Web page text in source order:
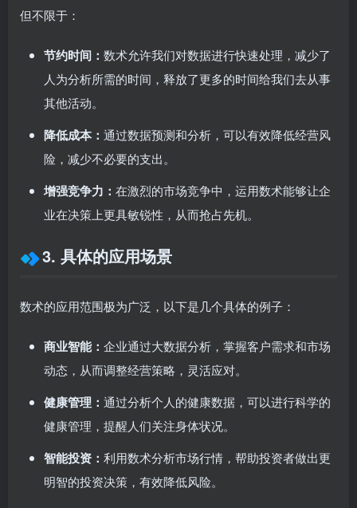
但不限于：
节约时间： 数术允许我们对数据进行快速处理，减少了
人为分析所需的时间，释放了更多的时间给我们去从事
其他活动。
降低成本： 通过数据预测和分析，可以有效降低经营风
险，减少不必要的支出。
增强竞争力： 在激烈的市场竞争中，运用数术能够让企
业在决策上更具敏锐性，从而抢占先机。
3. 具体的应用场景
数术的应用范围极为广泛，以下是几个具体的例子：
商业智能： 企业通过大数据分析，掌握客户需求和市场
动态，从而调整经营策略，灵活应对。
健康管理： 通过分析个人的健康数据，可以进行科学的
健康管理，提醒人们关注身体状况。
智能投资： 利用数术分析市场行情，帮助投资者做出更
明智的投资决策，有效降低风险。